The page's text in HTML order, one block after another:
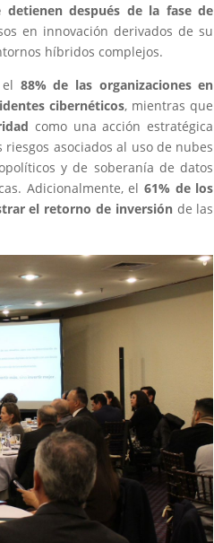
después de la fase de
en innovación derivados de su
híbridos complejos.
88% de las organizaciones en
cibernéticos, mientras que
como una acción estratégica
asociados al uso de nubes
y de soberanía de datos
Adicionalmente, el61% de los
el retorno de inversiónde las